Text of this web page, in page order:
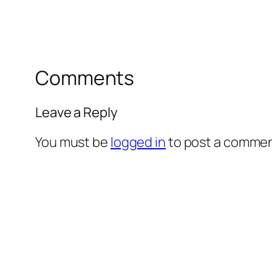
Comments
Leave a Reply
You must be logged into post a